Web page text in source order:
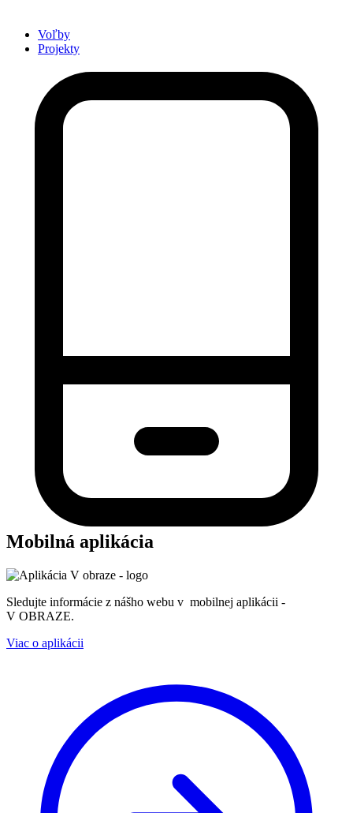
Voľby
Projekty
Mobilná aplikácia
Sledujte informácie z nášho webu v mobilnej aplikácii -
V OBRAZE.
Viac o aplikácii